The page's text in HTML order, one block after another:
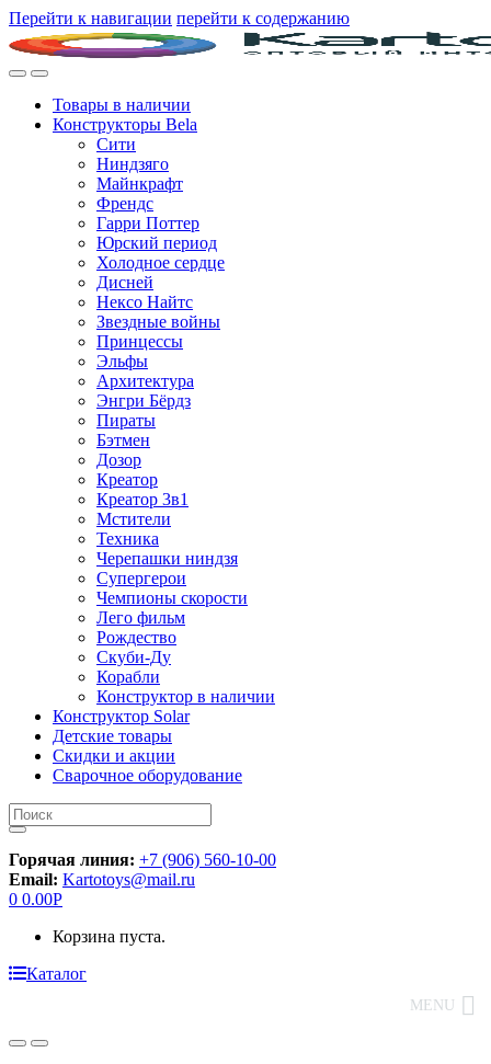
Перейти к навигации перейти к содержанию
Товары в наличии
Конструкторы Bela
Сити
Ниндзяго
Майнкрафт
Френдс
Гарри Поттер
Юрский период
Холодное сердце
Дисней
Нексо Найтс
Звездные войны
Принцессы
Эльфы
Архитектура
Энгри Бёрдз
Пираты
Бэтмен
Дозор
Креатор
Креатор 3в1
Мстители
Техника
Черепашки ниндзя
Супергерои
Чемпионы скорости
Лего фильм
Рождество
Скуби-Ду
Корабли
Конструктор в наличии
Конструктор Solar
Детские товары
Скидки и акции
Сварочное оборудование
Искать:
Горячая линия: +7 (906) 560-10-00
Email: Kartotoys@mail.ru
0 0.00Р
Корзина пуста.
Каталог
MENU